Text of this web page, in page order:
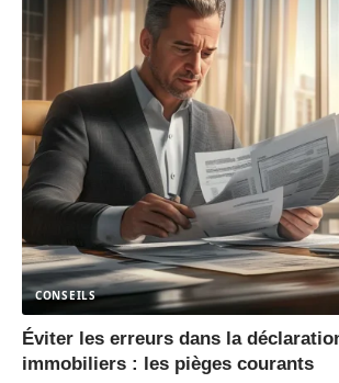
CONSEILS
Éviter les erreurs dans la
immobiliers : les pièges courants